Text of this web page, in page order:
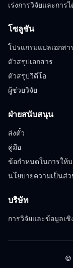
เร่งการวิจัยและการ
โซลูชัน
โปรแกรมแปลเอกสา
ตัวสรุปเอกสาร
ตัวสรุปวิดีโอ
ผู้ช่วยวิจัย
ฝ่ายสนับสนุน
ส่งตั๋ว
คู่มือ
ข้อกำหนดในการให้บ
นโยบายความเป็นส่
บริษัท
การวิจัยและข้อมูลเชิ
©